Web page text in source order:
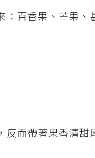
百香果、芒果
反而帶著果香清